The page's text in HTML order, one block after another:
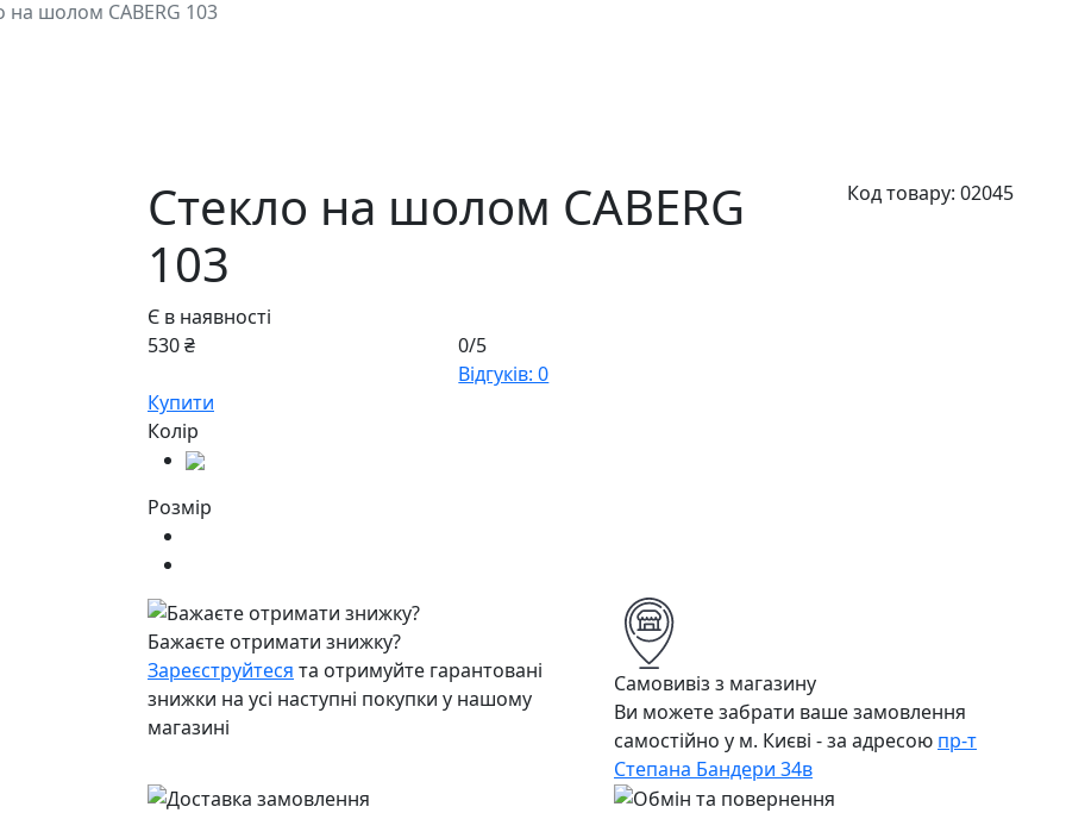
на шолом CABERG 103
Стекло на шолом CABERG
103
Є в наявності
Код товару: 02045
530 ₴
0/5
Відгуків: 0
Купити
Колір
Розмір
Бажаєте отримати знижку?
Зареєструйтеся та отримуйте гарантовані
знижки на усі наступні покупки у нашому
магазині
Самовивіз з магазину
Ви можете забрати ваше замовлення
самостійно у м. Києві - за адресою пр-т
Степана Бандери 34в